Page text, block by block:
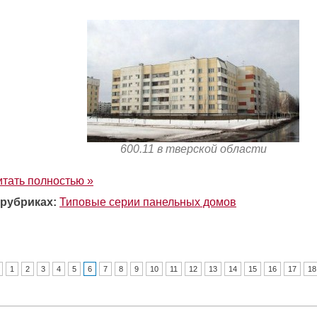
600.11 в тверской области
полностью »
Типовые серии панельных домов
1 2 3 4 5 6 7 8 9 10 11 12 13 14 15 16 17 18